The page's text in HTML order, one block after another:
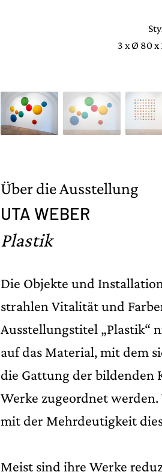
3 x Ø 80 x
Über die Ausstellung
UTA WEBER
Plastik
Die Objekte und
strahlen Vitalität und
Ausstellungstitel „Plastik“
auf das Material, mit dem
die Gattung der bildenden
Werke zugeordnet
mit der Mehrdeutigkeit
Meist sind ihre Werke